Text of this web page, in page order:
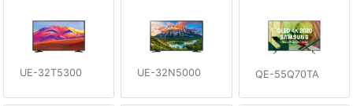
UE-32T5300 UE-32N5000 QE-55Q70TA